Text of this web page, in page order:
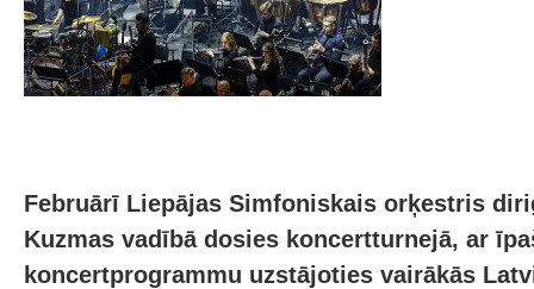
Februārī Liepājas Simfoniskais orķestris
Kuzmas vadībā dosies koncertturnejā, ar
koncertprogrammu uzstājoties vairākās